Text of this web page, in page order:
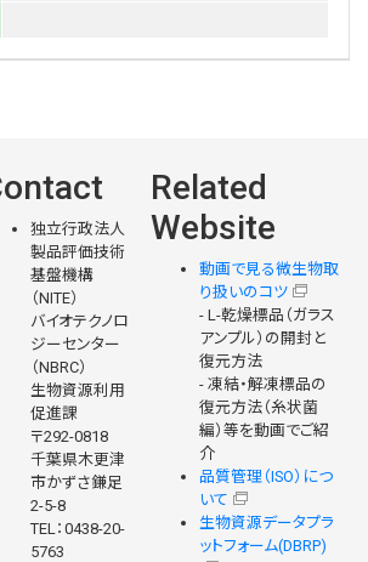
独立行政法人
製品評価技術
基盤機構
（NITE）
バイオテクノロ
ジーセンター
（NBRC）
生物資源利用
促進課
〒292-0818
千葉県木更津
市かずさ鎌足
2-5-8
TEL：0438-20-
5763
Related
Website
動画で見る微生物取
り扱いのコツ
- L-乾燥標品（ガラス
アンプル）の開封と
復元方法
- 凍結・解凍標品の
復元方法（糸状菌
編）等を動画でご紹
介
品質管理（ISO）につ
いて
生物資源データプラ
ットフォーム(DBRP)